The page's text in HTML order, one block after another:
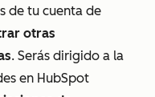
de tu cuenta de
otras
. Serás dirigido a la
en HubSpot